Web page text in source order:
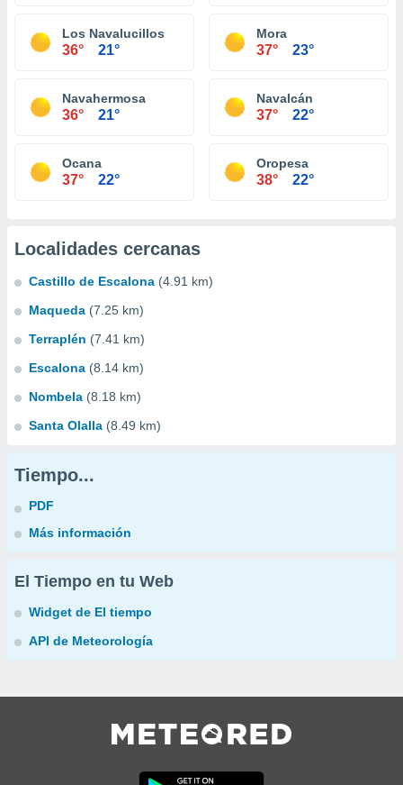
Los Navalucillos
36° 21°
Mora
37° 23°
Navahermosa
36° 21°
Navalcán
37° 22°
Ocana
37° 22°
Oropesa
38° 22°
Localidades cercanas
Castillo de Escalona (4.91 km)
Maqueda (7.25 km)
Terraplén (7.41 km)
Escalona (8.14 km)
Nombela (8.18 km)
Santa Olalla (8.49 km)
Tiempo...
PDF
Más información
El Tiempo en tu Web
Widget de El tiempo
API de Meteorología